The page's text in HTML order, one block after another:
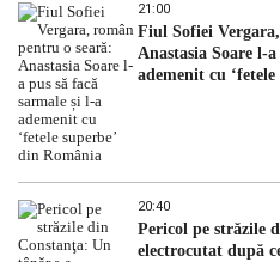
21:00
Fiul Sofiei
Anastasia Soare l-
ademenit cu
20:40
Pericol pe străzile
electrocutat după